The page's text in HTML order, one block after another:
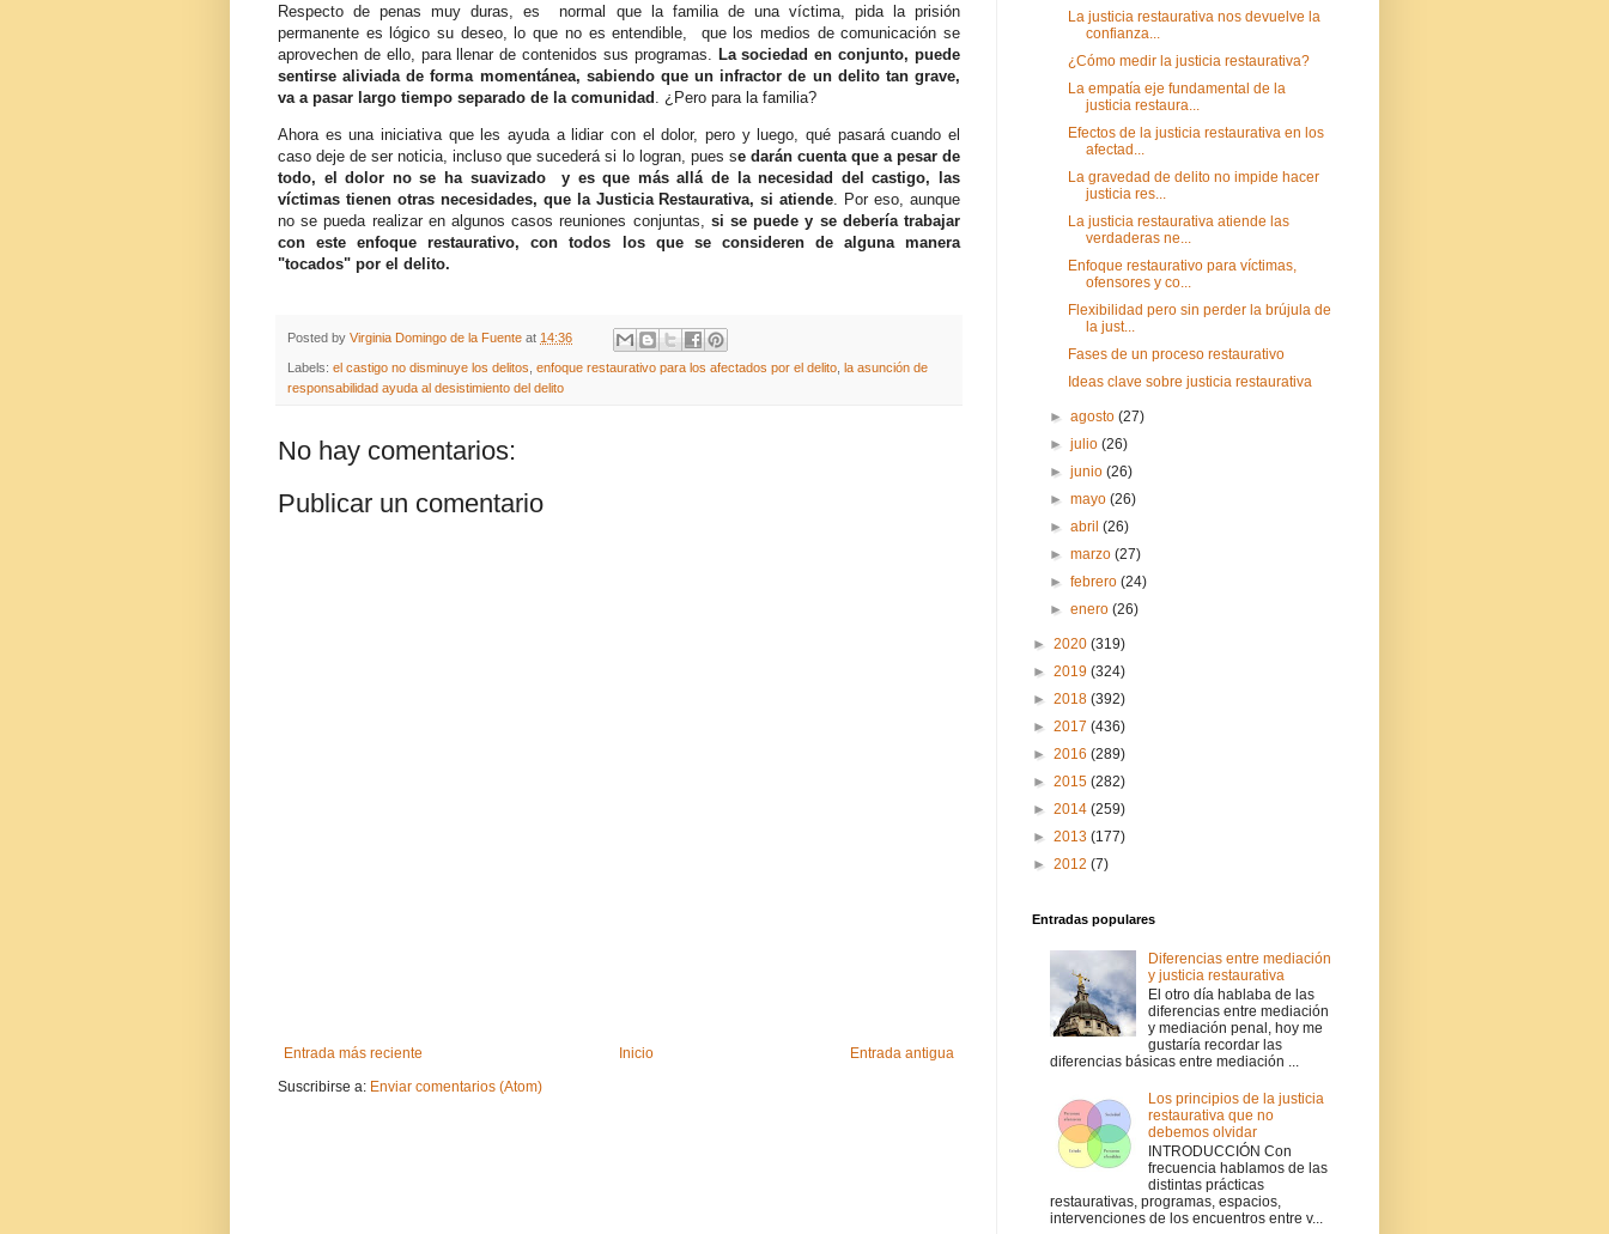
Respecto de penas muy duras, es normal que la familia de una víctima, pida la prisión
permanente es lógico su deseo, lo que no es entendible, que los medios de comunicación se
aprovechen de ello, para llenar de contenidos sus programas.
La sociedad en conjunto, puede
sentirse aliviada de forma momentánea, sabiendo que un infractor de un delito tan grave,
va a pasar largo tiempo separado de la comunidad
. ¿Pero para la familia?
Ahora es una iniciativa que les ayuda a lidiar con el dolor, pero y luego, qué pasará cuando el
caso deje de ser noticia, incluso que sucederá si lo logran, pues se darán cuenta que a pesar de
todo, el dolor no se ha suavizado y es que más allá de la necesidad del castigo, las
víctimas tienen otras necesidades, que la Justicia Restaurativa, si atiende . Por eso, aunque
no se pueda realizar en algunos casos reuniones conjuntas, si se puede y se debería trabajar
con este enfoque restaurativo, con todos los que se consideren de alguna manera
"tocados" por el delito.
Posted by Virginia Domingo de la Fuente at 14:36
Labels: el castigo no disminuye los delitos enfoque restaurativo para los afectados por el delito la asunción de
responsabilidad ayuda al desistimiento del delito
No hay comentarios:
Publicar un comentario
Entrada más reciente Entrada antigua
Inicio
Suscribirse a: Enviar comentarios (Atom)
La justicia restaurativa nos devuelve la
confianza...
¿Cómo medir la justicia restaurativa?
La empatía eje fundamental de la
justicia restaura...
Efectos de la justicia restaurativa en los
afectad...
La gravedad de delito no impide hacer
justicia res...
La justicia restaurativa atiende las
verdaderas ne...
Enfoque restaurativo para víctimas,
ofensores y co...
Flexibilidad pero sin perder la brújula de
la just...
Fases de un proceso restaurativo
Ideas clave sobre justicia restaurativa
►agosto(27)
►julio(26)
►junio(26)
►mayo(26)
►abril(26)
►marzo(27)
►febrero(24)
►enero(26)
► 2020 (319)
► 2019 (324)
► 2018 (392)
► 2017 (436)
► 2016 (289)
► 2015 (282)
► 2014 (259)
► 2013 (177)
► 2012 (7)
Entradas populares
Diferencias entre mediación
y justicia restaurativa
El otro día hablaba de las
diferencias entre mediación
y mediación penal, hoy me
gustaría recordar las
diferencias básicas entre mediación ...
Los principios de la justicia
restaurativa que no
debemos olvidar
INTRODUCCIÓN Con
frecuencia hablamos de las
distintas prácticas
restaurativas, programas, espacios,
intervenciones de los encuentros entre v...